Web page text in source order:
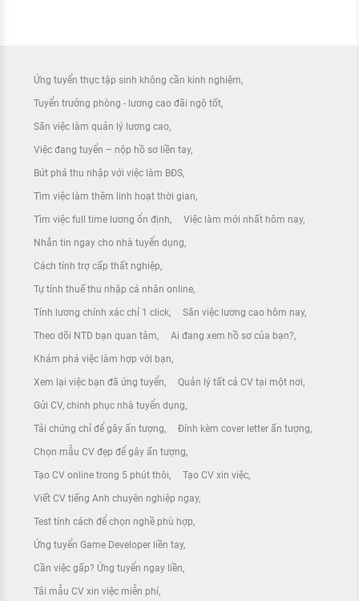
Ứng tuyển thực tập sinh không cần kinh nghiệm
Tuyển trưởng phòng - lương cao đãi ngộ tốt
Săn việc làm quản lý lương cao
Việc đang tuyển – nộp hồ sơ liền tay
Bứt phá thu nhập với việc làm BĐS
Tìm việc làm thêm linh hoạt thời gian
Tìm việc full time lương ổn định Việc làm mới nhất hôm nay
Nhắn tin ngay cho nhà tuyển dụng
Cách tính trợ cấp thất nghiệp
Tự tính thuế thu nhập cá nhân online
Tính lương chính xác chỉ 1 click Săn việc lương cao hôm nay
Theo dõi NTD bạn quan tâm Ai đang xem hồ sơ của bạn?
Khám phá việc làm hợp với bạn
Xem lại việc bạn đã ứng tuyển Quản lý tất cả CV tại một nơi
Gửi CV, chinh phục nhà tuyển dụng
Tải chứng chỉ để gây ấn tượng Đính kèm cover letter ấn tượng
Chọn mẫu CV đẹp để gây ấn tượng
Tạo CV online trong 5 phút thôi Tạo CV xin việc
Viết CV tiếng Anh chuyên nghiệp ngay
Test tính cách để chọn nghề phù hợp
Ứng tuyển Game Developer liền tay
Cần việc gấp? Ứng tuyển ngay liền
Tải mẫu CV xin việc miễn phí